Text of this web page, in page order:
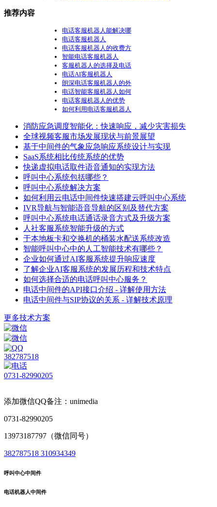
推荐内容
电话客服机器人能解决哪
电话客服机器人
电话客服机器人的收费方
智能电话客服机器人
客服机器人的选择及电话
电话AI客服机器人
朗深电话客服机器人的外
电话智能客服机器人如何
电话客服机器人的优势
如何利用电话客服机器人
消防应急调度智能化：快速响应，减少灾害损失
全球视频客服市场发展现状与前景展望
基于中间件的气象应急响应系统设计与实现
SaaS系统相比传统系统的优势
快递虚拟电话取件语音通知的实现方法
呼叫中心系统包括哪些？
呼叫中心系统解决方案
如何利用云电话中间件快速搭建云呼叫中心系统
IVR导航与智能语音导航的区别及替代方案
呼叫中心系统电话通话录音方式及升级方案
人社客服系统智能升级的方式
于本地板卡和交换机的桶装水配送系统改造
智能呼叫中心中的人工智能技术有哪些？
企业如何通过AI客服系统提升响应速度
了解企业AI客服系统的发展历程和技术特点
如何选择合适的电话呼叫中心服务？
电话中间件的API接口介绍 - 详解使用方法
电话中间件与SIP协议的关系 - 详解技术原理
更多技术方案
382787518
0731-82990205
添加微信QQ备注：unimedia
0731-82990205
13973187797（微信同号）
382787518 310934349
呼叫中心中间件
电话机器人中间件